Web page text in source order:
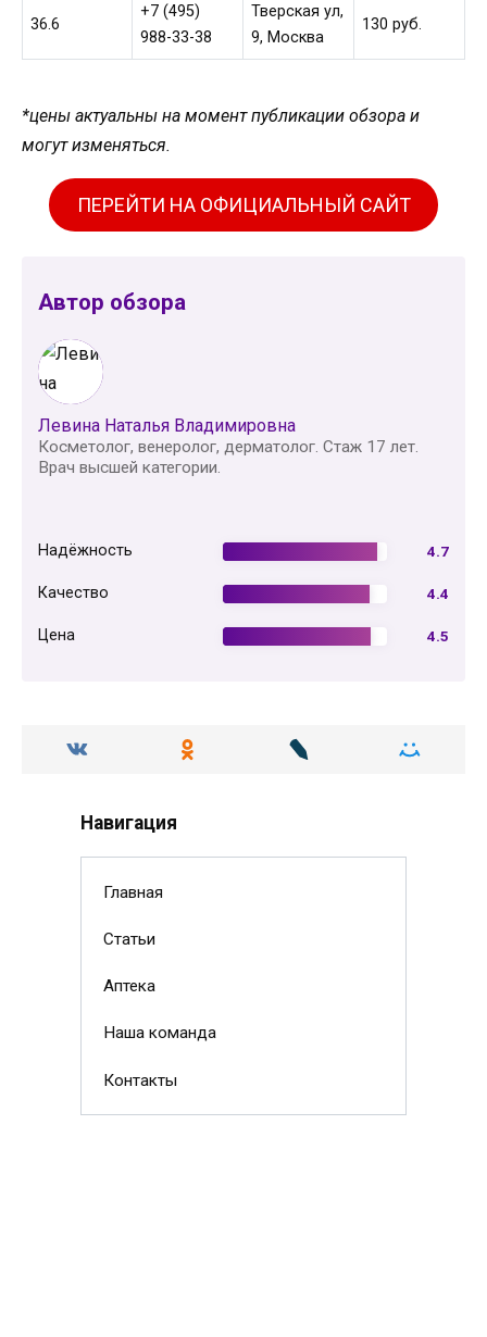
36.6
+7 (495)
988-33-38
Тверская ул,
9, Москва
130 руб.
*цены актуальны на момент публикации обзора и
могут изменяться.
ПЕРЕЙТИ НА ОФИЦИАЛЬНЫЙ САЙТ
Автор обзора
Левина Наталья Владимировна
Косметолог, венеролог, дерматолог. Стаж 17 лет.
Врач высшей категории.
Надёжность 4.7
Качество 4.4
Цена 4.5
Навигация
Главная
Статьи
Аптека
Наша команда
Контакты